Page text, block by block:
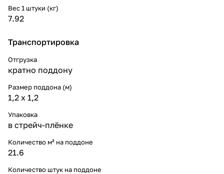
Вес 1 штуки (кг)
7.92
Транспортировка
Отгрузка
кратно поддону
Размер поддона (м)
1,2 x 1,2
Упаковка
в стрейч-плёнке
Количество м² на поддоне
21.6
Количество штук на поддоне